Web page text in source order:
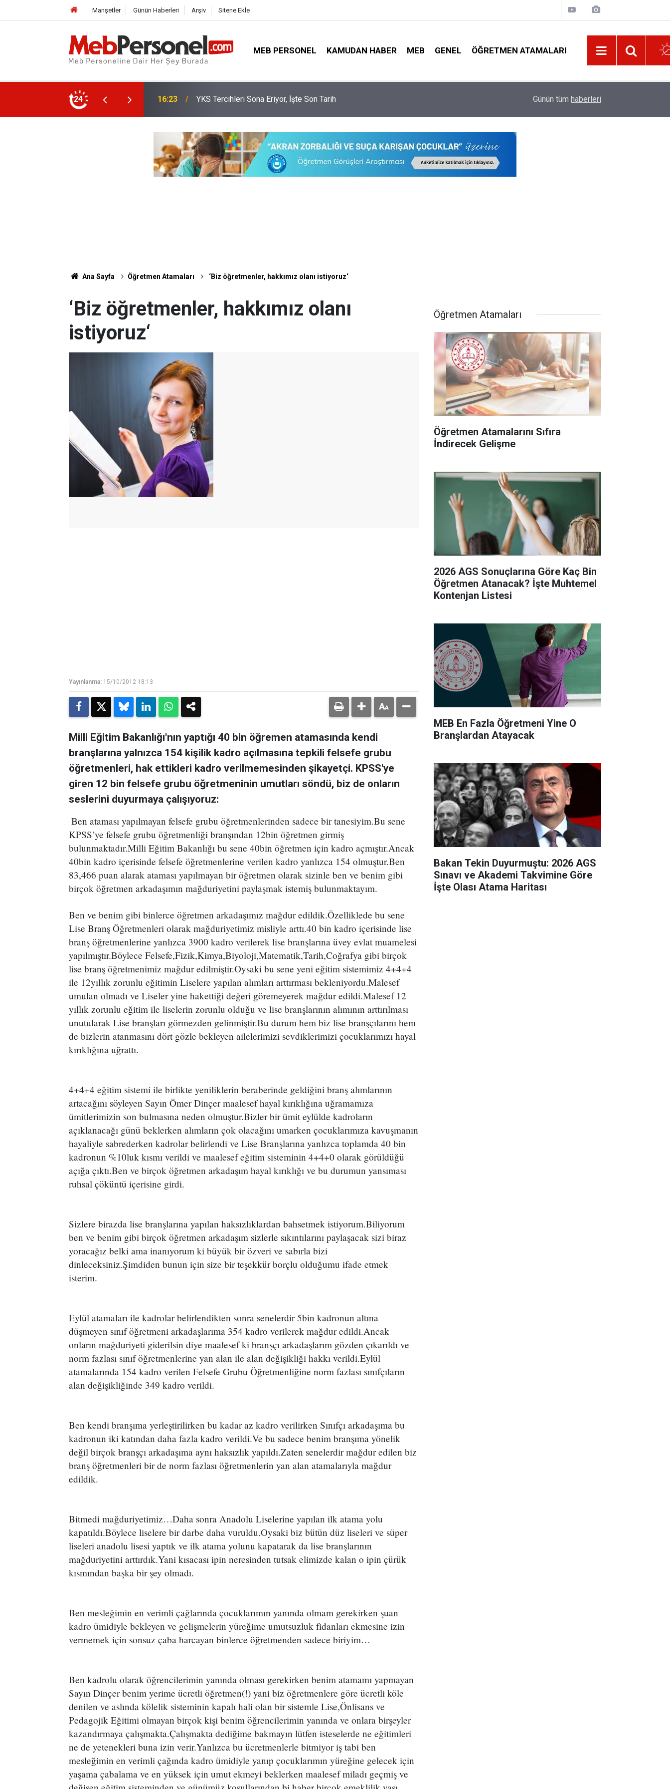
Manşetler Günün Haberleri Arşiv Sitene Ekle
MEB PERSONEL KAMUDAN HABER MEB GENEL ÖĞRETMEN ATAMALARI
24 15:35
Öğretmenler İl Dışı Özür Grubu İçin İl Emri İstiyor? Bakanlıktan Cevap Geldi
Mi?
Günün tüm haberleri
Ana Sayfa Öğretmen Atamaları ‘Biz öğretmenler, hakkımız olanı istiyoruz‘
‘Biz öğretmenler, hakkımız olanı
istiyoruz‘
Yayınlanma: 15/10/2012 18:13
Milli Eğitim Bakanlığı'nın yaptığı 40 bin öğremen atamasında kendi
branşlarına yalnızca 154 kişilik kadro açılmasına tepkili felsefe grubu
öğretmenleri, hak ettikleri kadro verilmemesinden şikayetçi. KPSS'ye
giren 12 bin felsefe grubu öğretmeninin umutları söndü, biz de onların
seslerini duyurmaya çalışıyoruz:
Ben ataması yapılmayan felsefe grubu öğretmenlerinden sadece bir tanesiyim.Bu sene
KPSS’ye felsefe grubu öğretmenliği branşından 12bin öğretmen girmiş
bulunmaktadır.Milli Eğitim Bakanlığı bu sene 40bin öğretmen için kadro açmıştır.Ancak
40bin kadro içerisinde felsefe öğretmenlerine verilen kadro yanlızca 154 olmuştur.Ben
83,466 puan alarak ataması yapılmayan bir öğretmen olarak sizinle ben ve benim gibi
birçok öğretmen arkadaşımın mağduriyetini paylaşmak istemiş bulunmaktayım.
Ben ve benim gibi binlerce öğretmen arkadaşımız mağdur edildik.Özelliklede bu sene
Lise Branş Öğretmenleri olarak mağduriyetimiz misliyle arttı.40 bin kadro içerisinde lise
branş öğretmenlerine yanlızca 3900 kadro verilerek lise branşlarına üvey evlat muamelesi
yapılmıştır.Böylece Felsefe,Fizik,Kimya,Biyoloji,Matematik,Tarih,Coğrafya gibi birçok
lise branş öğretmenimiz mağdur edilmiştir.Oysaki bu sene yeni eğitim sistemimiz 4+4+4
ile 12yıllık zorunlu eğitimin Liselere yapılan alımları arttırması bekleniyordu.Malesef
umulan olmadı ve Liseler yine hakettiği değeri göremeyerek mağdur edildi.Malesef 12
yıllık zorunlu eğitim ile liselerin zorunlu olduğu ve lise branşlarının alımının arttırılması
unutularak Lise branşları görmezden gelinmiştir.Bu durum hem biz lise branşçılarını hem
de bizlerin atanmasını dört gözle bekleyen ailelerimizi sevdiklerimizi çocuklarımızı hayal
kırıklığına uğrattı.
4+4+4 eğitim sistemi ile birlikte yeniliklerin beraberinde geldiğini branş alımlarının
artacağını söyleyen Sayın Ömer Dinçer maalesef hayal kırıklığına uğramamıza
ümitlerimizin son bulmasına neden olmuştur.Bizler bir ümit eylülde kadroların
açıklanacağı günü beklerken alımların çok olacağını umarken çocuklarımıza kavuşmanın
hayaliyle sabrederken kadrolar belirlendi ve Lise Branşlarına yanlızca toplamda 40 bin
kadronun %10luk kısmı verildi ve maalesef eğitim sisteminin 4+4+0 olarak görüldüğü
açığa çıktı.Ben ve birçok öğretmen arkadaşım hayal kırıklığı ve bu durumun yansıması
ruhsal çöküntü içerisine girdi.
Sizlere birazda lise branşlarına yapılan haksızlıklardan bahsetmek istiyorum.Biliyorum
ben ve benim gibi birçok öğretmen arkadaşım sizlerle sıkıntılarını paylaşacak sizi biraz
yoracağız belki ama inanıyorum ki büyük bir özveri ve sabırla bizi
dinleceksiniz.Şimdiden bunun için size bir teşekkür borçlu olduğumu ifade etmek
isterim.
Eylül atamaları ile kadrolar belirlendikten sonra senelerdir 5bin kadronun altına
düşmeyen sınıf öğretmeni arkadaşlarıma 354 kadro verilerek mağdur edildi.Ancak
onların mağduriyeti giderilsin diye maalesef ki branşçı arkadaşlarım gözden çıkarıldı ve
norm fazlası sınıf öğretmenlerine yan alan ile alan değişikliği hakkı verildi.Eylül
atamalarında 154 kadro verilen Felsefe Grubu Öğretmenliğine norm fazlası sınıfçıların
alan değişikliğinde 349 kadro verildi.
Ben kendi branşıma yerleştirilirken bu kadar az kadro verilirken Sınıfçı arkadaşıma bu
kadronun iki katından daha fazla kadro verildi.Ve bu sadece benim branşıma yönelik
değil birçok branşçı arkadaşıma aynı haksızlık yapıldı.Zaten senelerdir mağdur edilen biz
branş öğretmenleri bir de norm fazlası öğretmenlerin yan alan atamalarıyla mağdur
edildik.
Bitmedi mağduriyetimiz…Daha sonra Anadolu Liselerine yapılan ilk atama yolu
kapatıldı.Böylece liselere bir darbe daha vuruldu.Oysaki biz bütün düz liseleri ve süper
liseleri anadolu lisesi yaptık ve ilk atama yolunu kapatarak da lise branşlarının
mağduriyetini arttırdık.Yani kısacası ipin neresinden tutsak elimizde kalan o ipin çürük
kısmından başka bir şey olmadı.
Ben mesleğimin en verimli çağlarında çocuklarımın yanında olmam gerekirken şuan
kadro ümidiyle bekleyen ve gelişmelerin yüreğime umutsuzluk fidanları ekmesine izin
vermemek için sonsuz çaba harcayan binlerce öğretmenden sadece biriyim…
Ben kadrolu olarak öğrencilerimin yanında olması gerekirken benim atamamı yapmayan
Sayın Dinçer benim yerime ücretli öğretmen(!) yani biz öğretmenlere göre ücretli köle
denilen ve aslında kölelik sisteminin kapalı hali olan bir sistemle Lise,Önlisans ve
Pedagojik Eğitimi olmayan birçok kişi benim öğrencilerimin yanında ve onlara birşeyler
kazandırmaya çalışmakta.Çalışmakta dediğime bakmayın lütfen isteselerde ne eğitimleri
ne de yetenekleri buna izin verir.Yanlızca bu ücretmenlerle bitmiyor iş tabi ben
mesleğimin en verimli çağında kadro ümidiyle yanıp çocuklarımın yüreğine gelecek için
yaşama çabalama ve en yüksek için umut ekmeyi beklerken maalesef miladı geçmiş ve
Öğretmen Atamaları
Öğretmen Atamalarını Sıfıra
İndirecek Gelişme
2026 AGS Sonuçlarına Göre Kaç Bin
Öğretmen Atanacak? İşte Muhtemel
Kontenjan Listesi
MEB En Fazla Öğretmeni Yine O
Branşlardan Atayacak
Bakan Tekin Duyurmuştu: 2026 AGS
Sınavı ve Akademi Takvimine Göre
İşte Olası Atama Haritası